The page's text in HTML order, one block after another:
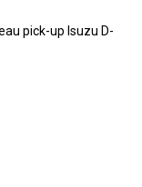
pick-up Isuzu D-